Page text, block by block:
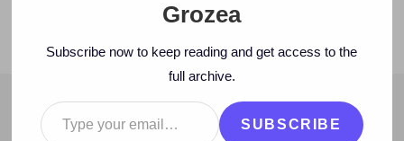
ENTREPRENEUR. FOUNDER/CEO MOCAPP.
BLOG
Grozea
Subscribe now to keep reading and get access to the
full archive.
Type your email…
SUBSCRIBE